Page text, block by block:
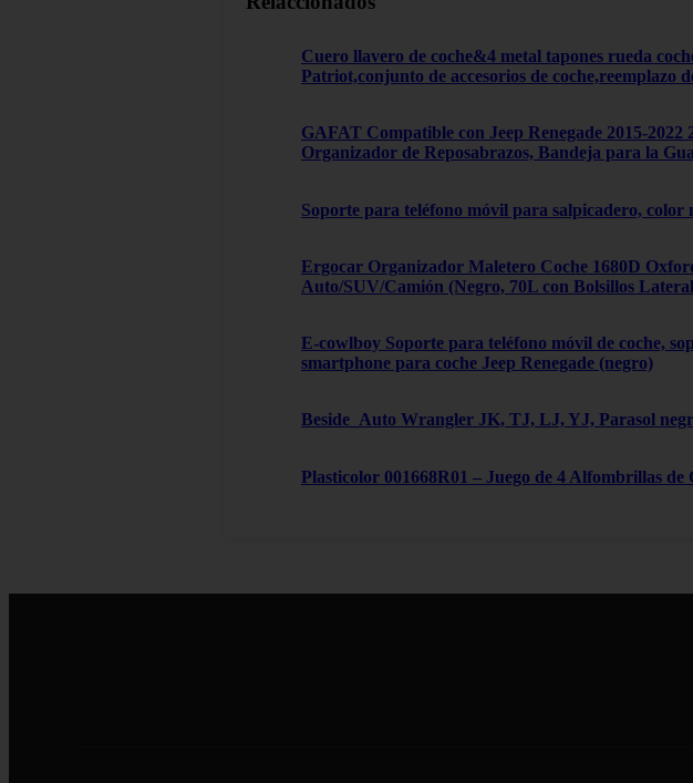
Cuero llavero de coche&4 metal tapones rueda
Patriot,conjunto de accesorios de coche,reemplazo
GAFAT Compatible con Jeep Renegade 2015-
Organizador de Reposabrazos, Bandeja para la
Soporte para teléfono móvil para salpicadero, color
Ergocar Organizador Maletero Coche 1680D
Auto/SUV/Camión (Negro, 70L con Bolsillos
E-cowlboy Soporte para teléfono móvil de coche,
smartphone para coche Jeep Renegade (negro)
Beside_Auto Wrangler JK, TJ, LJ, YJ, Parasol
Plasticolor 001668R01 – Juego de 4 Alfombrillas